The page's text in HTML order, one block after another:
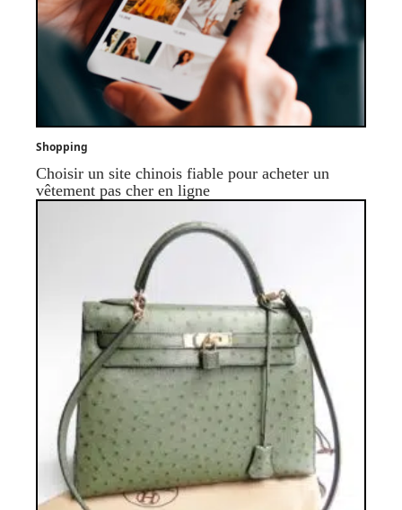
Shopping
Choisir un site chinois fiable pour acheter un
vêtement pas cher en ligne